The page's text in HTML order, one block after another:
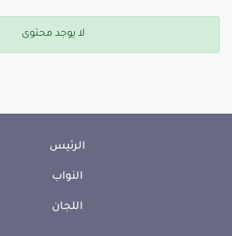
لا يوجد محتوى
الرئيس
النواب
اللجان